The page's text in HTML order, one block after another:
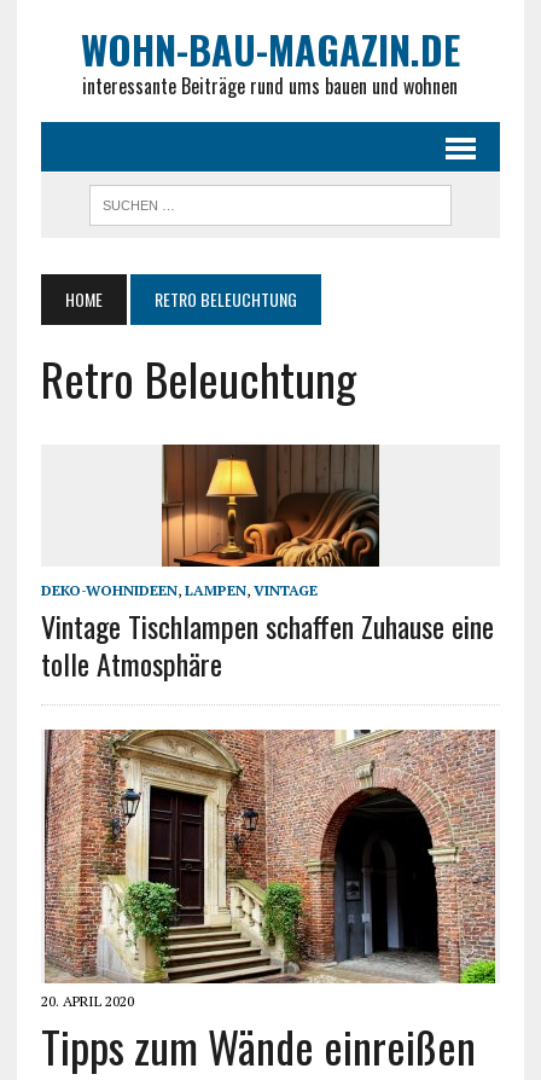
WOHN-BAU-MAGAZIN.DE
interessante Beiträge rund ums bauen und wohnen
HOME RETRO BELEUCHTUNG
Retro Beleuchtung
DEKO-WOHNIDEEN, LAMPEN, VINTAGE
Vintage Tischlampen schaffen Zuhause eine
tolle Atmosphäre
20. APRIL 2020
Tipps zum Wände einreißen